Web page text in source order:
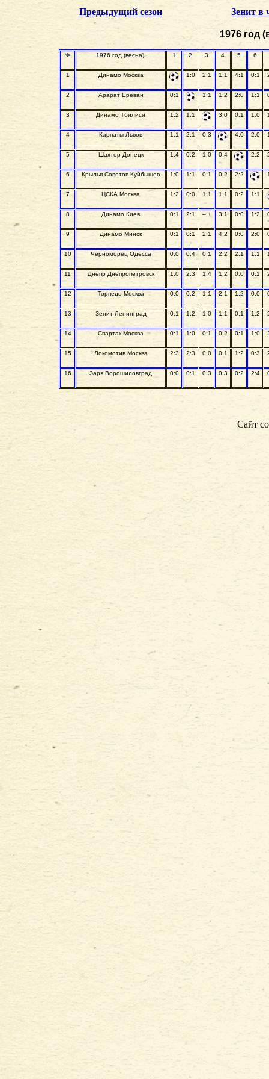
Предыдущий сезон Зенит в
1976 год
№ 1976 год (весна). 1 2 3 4 5 6
1 Динамо Москва 1:0 2:1 1:1 4:1 0:1
2 Арарат Ереван 0:1 1:1 1:2 2:0 1:1
3 Динамо Тбилиси 1:2 1:1 3:0 0:1 1:0
4 Карпаты Львов 1:1 2:1 0:3 4:0 2:0
5 Шахтер Донецк 1:4 0:2 1:0 0:4 2:2
6 Крылья Советов Куйбышев 1:0 1:1 0:1 0:2 2:2
7 ЦСКА Москва 1:2 0:0 1:1 1:1 0:2 1:1
8 Динамо Киев 0:1 2:1 –:+ 3:1 0:0 1:2
9 Динамо Минск 0:1 0:1 2:1 4:2 0:0 2:0
10 Черноморец Одесса 0:0 0:4 0:1 2:2 2:1 1:1
11 Днепр Днепропетровск 1:0 2:3 1:4 1:2 0:0 0:1
12 Торпедо Москва 0:0 0:2 1:1 2:1 1:2 0:0
13 Зенит Ленинград 0:1 1:2 1:0 1:1 0:1 1:2
14 Спартак Москва 0:1 1:0 0:1 0:2 0:1 1:0
15 Локомотив Москва 2:3 2:3 0:0 0:1 1:2 0:3
16 Заря Ворошиловград 0:0 0:1 0:3 0:3 0:2 2:4
Сайт